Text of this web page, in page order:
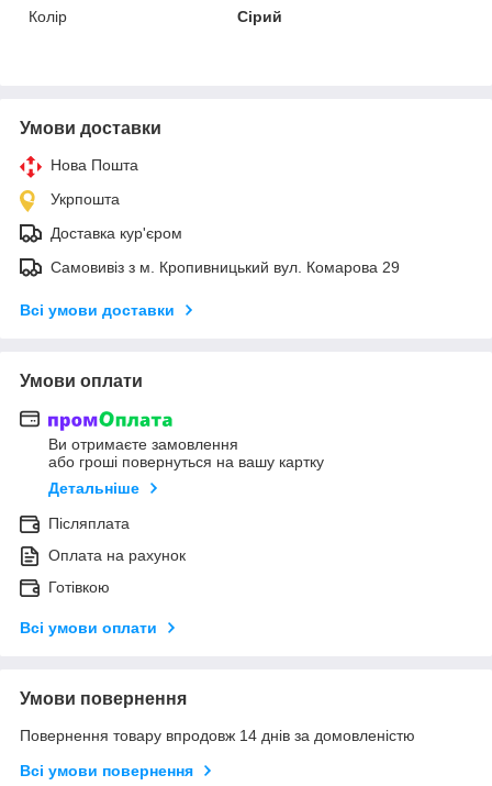
Колір
Сірий
Умови доставки
Нова Пошта
Укрпошта
Доставка кур'єром
Самовивіз з м. Кропивницький вул. Комарова 29
Всі умови доставки
Умови оплати
Ви отримаєте замовлення
або гроші повернуться на вашу картку
Детальніше
Післяплата
Оплата на рахунок
Готівкою
Всі умови оплати
Умови повернення
Повернення товару впродовж 14 днів за домовленістю
Всі умови повернення